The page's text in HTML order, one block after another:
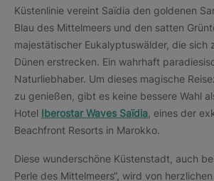
Küstenlinie vereint Saïdia den goldenen
Blau des Mittelmeers und den satten
majestätischer Eukalyptuswälder, die sich
Dünen erstrecken. Ein wahrhaft
Naturliebhaber. Um dieses magische
zu genießen, gibt es keine bessere Wahl
Hotel Iberostar Waves Saïdia , eines der
Beachfront Resorts in Marokko.
Diese wunderschöne Küstenstadt, auch
Perle des Mittelmeers“, wird von